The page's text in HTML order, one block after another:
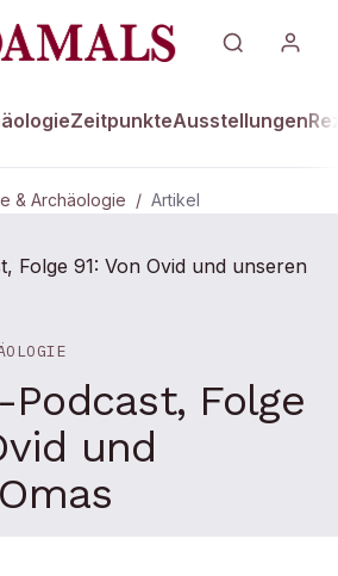
ZeitpunkteAusstellungen
& Archäologie / Artikel
Podcast, Folge
und